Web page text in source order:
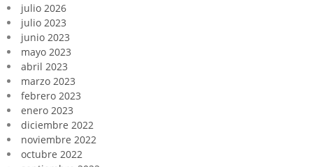
julio 2026
julio 2023
junio 2023
mayo 2023
abril 2023
marzo 2023
febrero 2023
enero 2023
diciembre 2022
noviembre 2022
octubre 2022